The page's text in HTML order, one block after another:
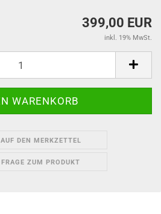
399,00 EUR
inkl. 19% MwSt.
AUF DEN MERKZETTEL
FRAGE ZUM PRODUKT